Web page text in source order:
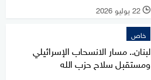
l 22 يوليو 2026
خاص
لبنان.. مسار الانسحاب الإسرائيلي
ومستقبل سلاح حزب الله